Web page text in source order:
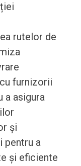
rutelor de
furnizorii
a asigura
și
pentru a
și eficiente